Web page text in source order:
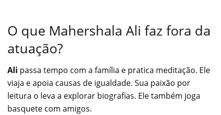
O que Mahershala Ali faz fora da
atuação?
Ali passa tempo com a família e pratica meditação. Ele
viaja e apoia causas de igualdade. Sua paixão por
leitura o leva a explorar biografias. Ele também joga
basquete com amigos.